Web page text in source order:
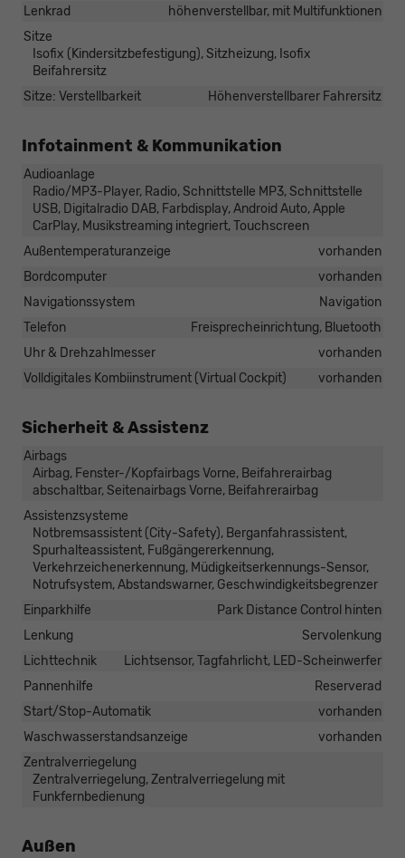
Lenkrad
höhenverstellbar, mit Multifunktionen
Sitze
Isofix (Kindersitzbefestigung), Sitzheizung, Isofix
Beifahrersitz
Sitze: Verstellbarkeit
Höhenverstellbarer Fahrersitz
Infotainment & Kommunikation
Audioanlage
Radio/MP3-Player, Radio, Schnittstelle MP3, Schnittstelle
USB, Digitalradio DAB, Farbdisplay, Android Auto, Apple
CarPlay, Musikstreaming integriert, Touchscreen
Außentemperaturanzeige
vorhanden
Bordcomputer
vorhanden
Navigationssystem
Navigation
Telefon
Freisprecheinrichtung, Bluetooth
Uhr & Drehzahlmesser
vorhanden
Volldigitales Kombiinstrument (Virtual Cockpit)
vorhanden
Sicherheit & Assistenz
Airbags
Airbag, Fenster-/Kopfairbags Vorne, Beifahrerairbag
abschaltbar, Seitenairbags Vorne, Beifahrerairbag
Assistenzsysteme
Notbremsassistent (City-Safety), Berganfahrassistent,
Spurhalteassistent, Fußgängererkennung,
Verkehrzeichenerkennung, Müdigkeitserkennungs-Sensor,
Notrufsystem, Abstandswarner, Geschwindigkeitsbegrenzer
Einparkhilfe
Park Distance Control hinten
Lenkung
Servolenkung
Lichttechnik
Lichtsensor, Tagfahrlicht, LED-Scheinwerfer
Pannenhilfe
Reserverad
Start/Stop-Automatik
vorhanden
Waschwasserstandsanzeige
vorhanden
Zentralverriegelung
Zentralverriegelung, Zentralverriegelung mit
Funkfernbedienung
Außen